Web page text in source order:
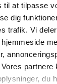
til at tilpasse
dig
trafik. Vi
partnere
du
E-Handel